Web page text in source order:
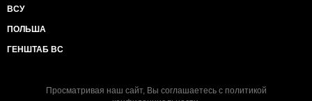
ВСУ
ПОЛЬША
ГЕНШТАБ ВС
Просматривая наш сайт, Вы соглашаетесь с политикой